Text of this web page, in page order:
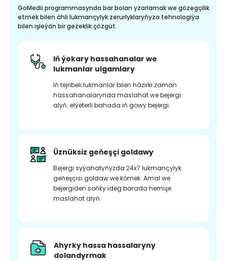
GoMedii programmasynda bar bolan yzarlamak we gözegçilik
etmek bilen ähli lukmançylyk zerurlyklaryňyza tehnologiýa
bilen işleýän bir gezeklik çözgüt.
Iň ýokary hassahanalar we
lukmanlar ulgamlary
Iň tejribeli lukmanlar bilen häzirki zaman
hassahanalarynda maslahat we bejergi
alyň. elýeterli bahada iň gowy bejergi.
Üznüksiz geňeşçi goldawy
Bejergi syýahatyňyzda 24x7 lukmançylyk
geňeşçisi goldaw we kömek. Amal we
bejergiden soňky ideg barada hemişe
maslahat alyň.
Ahyrky hassa hassalaryny
dolandyrmak